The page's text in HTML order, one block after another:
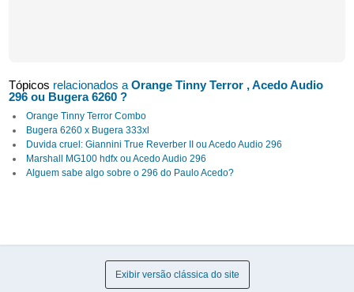
Tópicos relacionados aOrange Tinny Terror , Acedo Audio
296 ou Bugera 6260 ?
Orange Tinny Terror Combo
Bugera 6260 x Bugera 333xl
Duvida cruel: Giannini True Reverber II ou Acedo Audio 296
Marshall MG100 hdfx ou Acedo Audio 296
Alguem sabe algo sobre o 296 do Paulo Acedo?
Exibir versão clássica do site